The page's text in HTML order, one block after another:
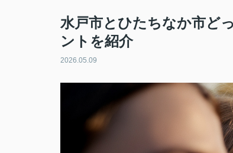
水戸市とひたちなか市ど
ントを紹介
2026.05.09